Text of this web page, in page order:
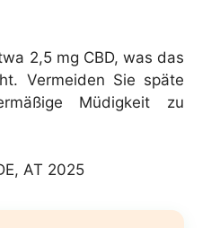
2,5 mg CBD, was das
Vermeiden Sie späte
Müdigkeit zu